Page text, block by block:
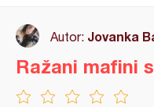
Autor: Jovanka
Ražani mafini